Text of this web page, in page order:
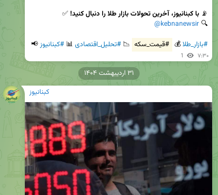
📡 با کبنانیوز، آخرین تحولات بازار طلا را دنبال کنید!
🔍
@kebnanewsir
#بازار_طلا 💰 #قیمت_سکه 📉 #تحلیل_اقتصادی 📊 #کبنانیوز 📢
1 ۷:۳۰
کبنانیوز
۳۱ اردیبهشت ۱۴۰۴